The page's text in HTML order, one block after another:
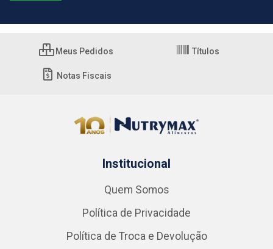
Meus Pedidos Títulos
Notas Fiscais
Institucional
Quem Somos
Política de Privacidade
Política de Troca e Devolução